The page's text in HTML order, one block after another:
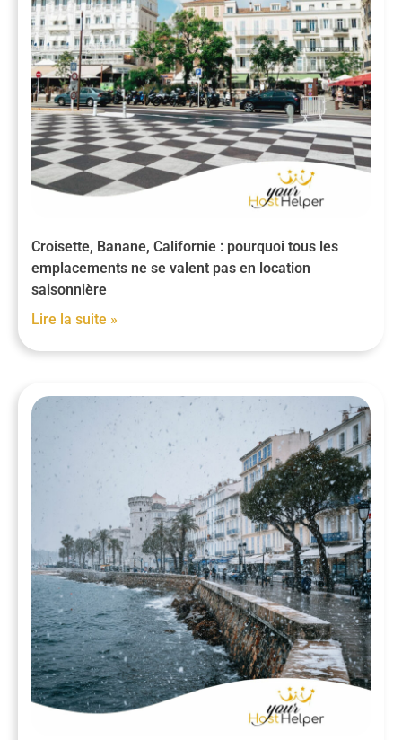
Croisette, Banane, Californie : pourquoi tous les
emplacements ne se valent pas en location
saisonnière
Lire la suite »